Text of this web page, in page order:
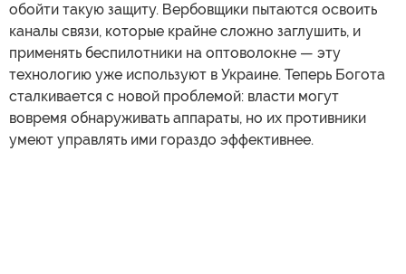
обойти такую защиту. Вербовщики пытаются освоить
каналы связи, которые крайне сложно заглушить, и
применять беспилотники на оптоволокне — эту
технологию уже используют в Украине. Теперь Богота
сталкивается с новой проблемой: власти могут
вовремя обнаруживать аппараты, но их противники
умеют управлять ими гораздо эффективнее.